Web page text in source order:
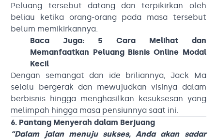
Peluang tersebut datang dan terpikirkan oleh
beliau ketika orang-orang pada masa tersebut
belum memikirkannya.
Baca Juga: 5 Cara Melihat dan
Memanfaatkan Peluang Bisnis Online Modal
Kecil
Dengan semangat dan ide briliannya, Jack Ma
selalu bergerak dan mewujudkan visinya dalam
berbisnis hingga menghasilkan kesuksesan yang
melimpah hingga masa pensiunnya saat ini.
6. Pantang Menyerah dalam Berjuang
“Dalam jalan menuju sukses, Anda akan sadar